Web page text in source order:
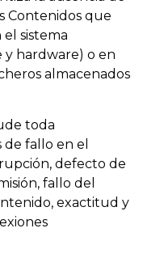
Contenidos que
sistema
hardware) o en
almacenados
toda
fallo en el
defecto de
fallo del
exactitud y